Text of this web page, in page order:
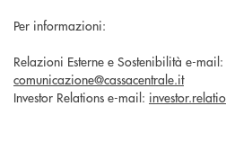
Per informazioni:
Relazioni Esterne e Sostenibilità e-mail:
comunicazione@cassacentrale.it
Investor Relations e-mail: